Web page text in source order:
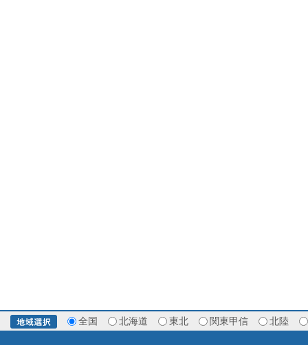
全国 北海道 東北 関東甲信 北陸